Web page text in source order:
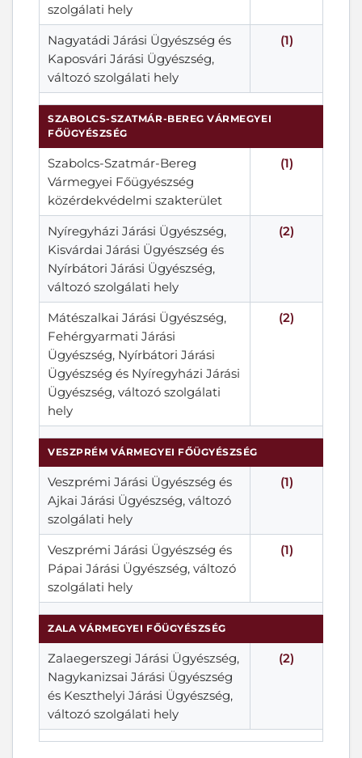
szolgálati hely
Nagyatádi Járási Ügyészség és
Kaposvári Járási Ügyészség,
változó szolgálati hely
(1)
SZABOLCS-SZATMÁR-BEREG VÁRMEGYEI
FŐÜGYÉSZSÉG
Szabolcs-Szatmár-Bereg
Vármegyei Főügyészség
közérdekvédelmi szakterület
(1)
Nyíregyházi Járási Ügyészség,
Kisvárdai Járási Ügyészség és
Nyírbátori Járási Ügyészség,
változó szolgálati hely
(2)
Mátészalkai Járási Ügyészség,
Fehérgyarmati Járási
Ügyészség, Nyírbátori Járási
Ügyészség és Nyíregyházi Járási
Ügyészség, változó szolgálati
hely
(2)
VESZPRÉM VÁRMEGYEI FŐÜGYÉSZSÉG
Veszprémi Járási Ügyészség és
Ajkai Járási Ügyészség, változó
szolgálati hely
(1)
Veszprémi Járási Ügyészség és
Pápai Járási Ügyészség, változó
szolgálati hely
(1)
ZALA VÁRMEGYEI FŐÜGYÉSZSÉG
Zalaegerszegi Járási Ügyészség,
Nagykanizsai Járási Ügyészség
és Keszthelyi Járási Ügyészség,
változó szolgálati hely
(2)